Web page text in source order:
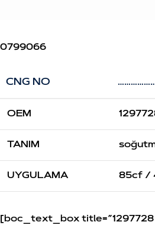
0799066
CNG NO
OEM
TANIM
UYGULAMA 85cf /
[boc_text_box